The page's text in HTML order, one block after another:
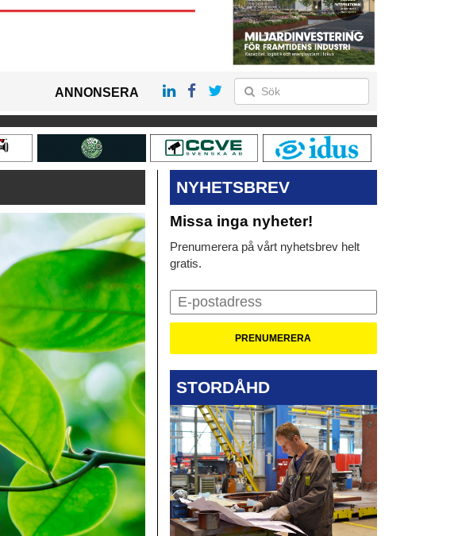
ANNONSERA
NYHETSBREV
Missa inga nyheter!
Prenumerera på vårt nyhetsbrev helt
gratis.
STORDÅHD